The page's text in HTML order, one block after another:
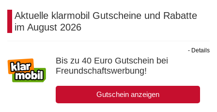
Aktuelle klarmobil Gutscheine und Rabatte
im August 2026
Bis zu 40 Euro Gutschein bei
Freundschaftswerbung!
Gutschein anzeigen
- Details